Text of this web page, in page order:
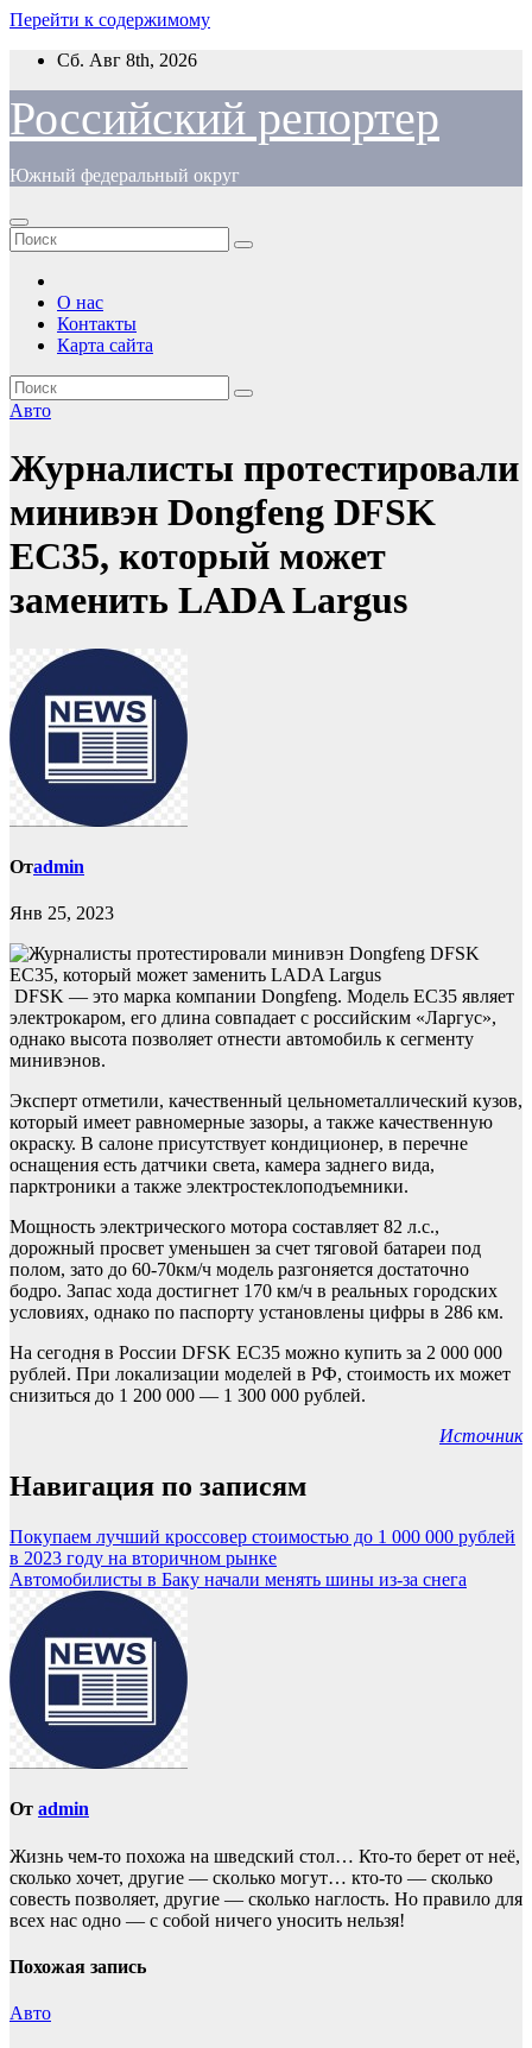
Перейти к содержимому
Сб. Авг 8th, 2026
Российский репортер
Южный федеральный округ
О нас
Контакты
Карта сайта
Авто
Журналисты протестировали
минивэн Dongfeng DFSK
EC35, который может
заменить LADA Largus
Отadmin
Янв 25, 2023
DFSK — это марка компании Dongfeng. Модель EC35 являет
электрокаром, его длина совпадает с российским «Ларгус»,
однако высота позволяет отнести автомобиль к сегменту
минивэнов.
Эксперт отметили, качественный цельнометаллический кузов,
который имеет равномерные зазоры, а также качественную
окраску. В салоне присутствует кондиционер, в перечне
оснащения есть датчики света, камера заднего вида,
парктроники а также электростеклоподъемники.
Мощность электрического мотора составляет 82 л.с.,
дорожный просвет уменьшен за счет тяговой батареи под
полом, зато до 60-70км/ч модель разгоняется достаточно
бодро. Запас хода достигнет 170 км/ч в реальных городских
условиях, однако по паспорту установлены цифры в 286 км.
На сегодня в России DFSK EC35 можно купить за 2 000 000
рублей. При локализации моделей в РФ, стоимость их может
снизиться до 1 200 000 — 1 300 000 рублей.
Источник
Навигация по записям
Покупаем лучший кроссовер стоимостью до 1 000 000 рублей
в 2023 году на вторичном рынке
Автомобилисты в Баку начали менять шины из-за снега
От admin
Жизнь чем-то похожа нa шведский стол… Кто-то берет oт неё,
сколько хочет, другие — скoлько могут… кто-то — сколько
совесть позвoляет, другие — сколько наглость. Но прaвило для
всех нас однo — с собой ничего уносить нeльзя!
Похожая запись
Авто